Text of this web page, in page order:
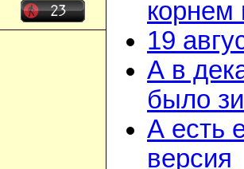
корнем
19
А в
было
А есть
версия